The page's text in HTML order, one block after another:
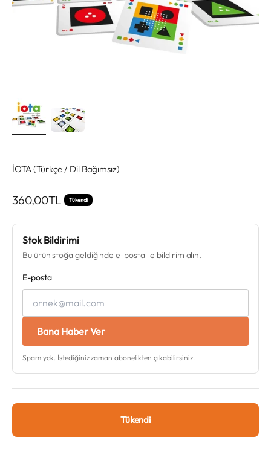
İOTA (Türkçe / Dil Bağımsız)
İndirimli fiyat
360,00TL Tükendi
Stok Bildirimi
Bu ürün stoğa geldiğinde e-posta ile bildirim alın.
E-posta
Bana Haber Ver
Spam yok. İstediğiniz zaman abonelikten çıkabilirsiniz.
Tükendi